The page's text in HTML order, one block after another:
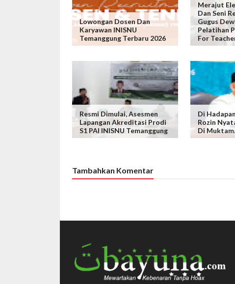
Lowongan Dosen Dan
Karyawan INISNU
Temanggung Terbaru 2026
Merajut
Dan Seni
Gugus
Pelatihan
For
Resmi Dimulai, Asesmen
Lapangan Akreditasi Prodi
S1 PAI INISNU Temanggung
Di
Rozin
Di
Tambahkan Komentar